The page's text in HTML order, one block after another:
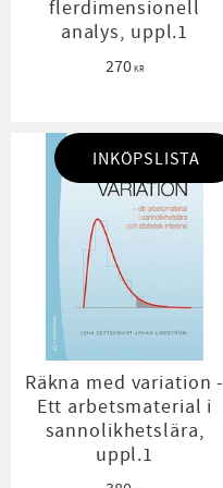
flerdimensionell
analys, uppl.1
270KR
Räkna med variation -
Ett arbetsmaterial i
sannolikhetslära,
uppl.1
INKÖPSLISTA